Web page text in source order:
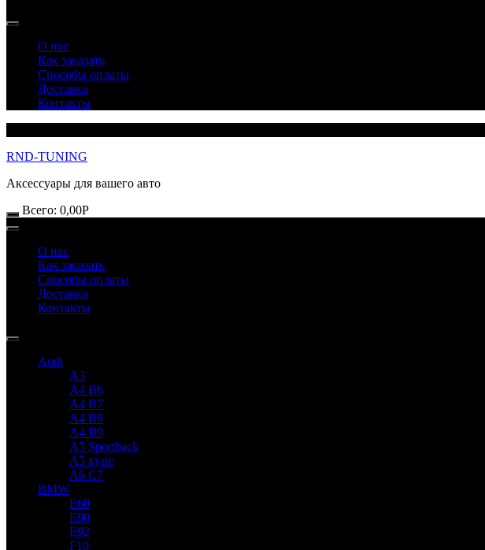
О нас
Как заказать
Способы оплаты
Доставка
Контакты
RND-TUNING
Аксессуары для вашего авто
Всего: 0,00Р
О нас
Как заказать
Способы оплаты
Доставка
Контакты
Audi
A3
A4 B6
A4 B7
A4 B8
A4 B9
A5 Sportback
A5 купе
A6 C7
BMW
E60
E90
E92
F10